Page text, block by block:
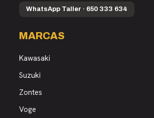
WhatsApp Taller · 650 333 634
MARCAS
Kawasaki
Suzuki
Zontes
Voge